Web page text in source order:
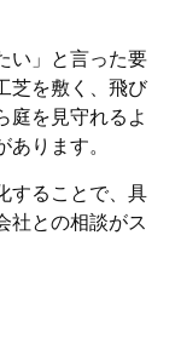
い」と言った要
芝を敷く、飛び
庭を見守れるよ
ります。
することで、具
社との相談がス